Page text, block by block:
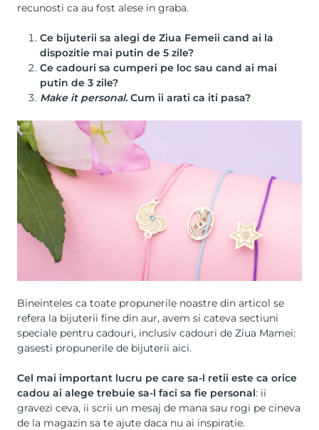
recunosti ca au fost alese in graba.
Ce bijuterii sa alegi de Ziua Femeii cand ai la
dispozitie mai putin de 5 zile?
Ce cadouri sa cumperi pe loc sau cand ai mai
putin de 3 zile?
Make it personal.Cum ii arati ca iti pasa?
Bineinteles ca toate propunerile noastre din articol se
refera la bijuterii fine din aur, avem si cateva sectiuni
speciale pentru cadouri, inclusiv cadouri de Ziua Mamei:
gasesti propunerile de bijuterii aici.
Cel mai important lucru pe care sa-l retii este ca orice
cadou ai alege trebuie sa-l faci sa fie personal: ii
gravezi ceva, ii scrii un mesaj de mana sau rogi pe cineva
de la magazin sa te ajute daca nu ai inspiratie.